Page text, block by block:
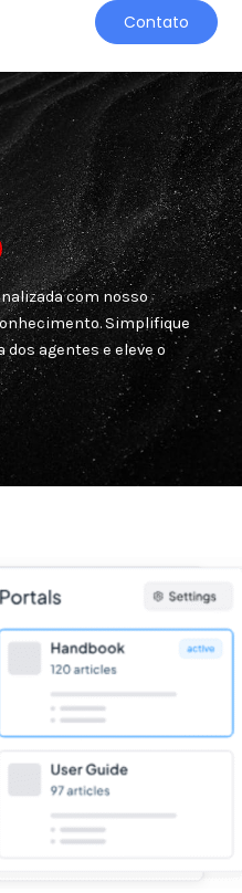
Contato
com nosso
Simplifique
agentes e eleve o